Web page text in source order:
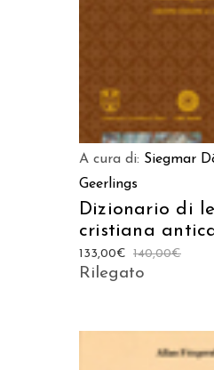
A cura di: Siegmar
Geerlings
Dizionario di
cristiana
140,00€
133,00€
Rilegato